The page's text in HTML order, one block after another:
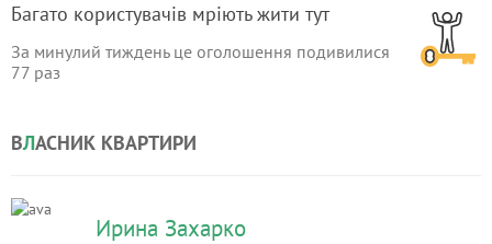
Багато користувачів мріють жити тут
За минулий тиждень це оголошення подивилися
77 раз
ВЛАСНИК КВАРТИРИ
Ирина Захарко